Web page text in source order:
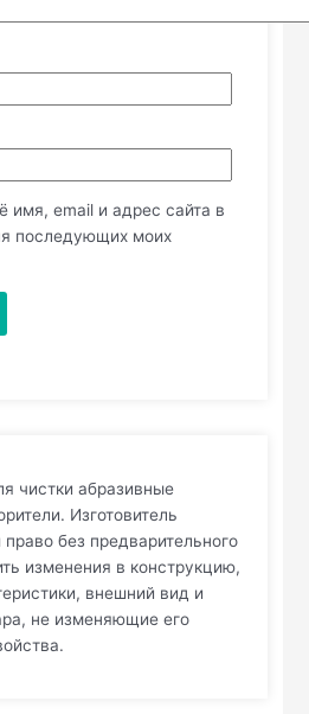
имя, email и адрес сайта в
последующих моих
чистки абразивные
Изготовитель
без предварительного
изменения в конструкцию,
внешний вид и
не изменяющие его